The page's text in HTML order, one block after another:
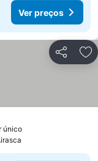
Ver preços
Partilhar
únicoVer preços